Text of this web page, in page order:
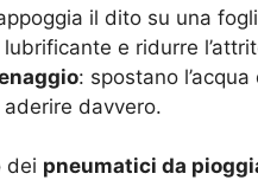
il dito su una
e ridurre
: spostano
davvero.
dei pneumatici da